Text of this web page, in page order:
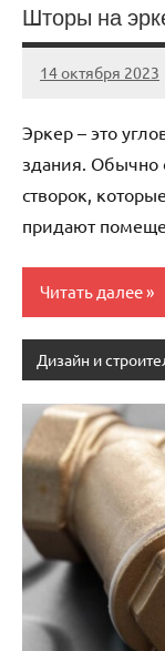
Шторы на
14 октября 2023
Avtor
Нет
Эркер – это
здания. Обычно
створок,
придают
Читать далее
Дизайн и